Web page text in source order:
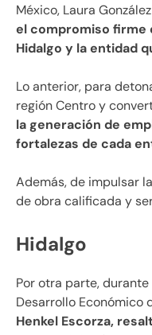
México, Laura González
el compromiso firme
Hidalgo y la entidad
Lo anterior, para
región Centro y
la generación de
fortalezas de cada
Además, de impulsar
de obra calificada y
Hidalgo
Por otra parte,
Desarrollo Económico
Henkel Escorza,